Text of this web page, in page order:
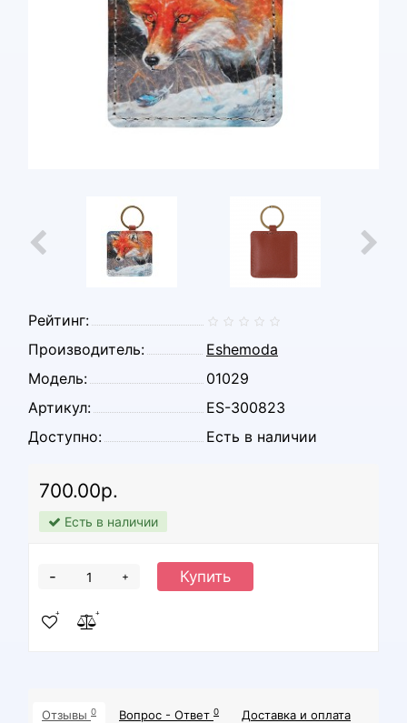
Рейтинг:
Производитель:
Eshemoda
Модель:
01029
Артикул:
ES-300823
Доступно:
Есть в наличии
700.00р.
Есть в наличии
+
- Купить
Отзывы 0 Вопрос - Ответ 0 Доставка и оплата